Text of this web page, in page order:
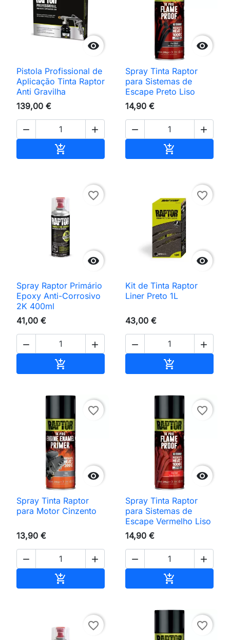

Pistola Profissional de
Aplicação Tinta Raptor
Anti Gravilha
139,00 €
 


Spray Tinta Raptor
para Sistemas de
Escape Preto Liso
14,90 €
 


favorite_border
Spray Raptor Primário
Epoxy Anti-Corrosivo
2K 400ml
41,00 €
 


favorite_border
Kit de Tinta Raptor
Liner Preto 1L
43,00 €
 


favorite_border
Spray Tinta Raptor
para Motor Cinzento
13,90 €
 


favorite_border
Spray Tinta Raptor
para Sistemas de
Escape Vermelho Liso
14,90 €
 

favorite_border favorite_border